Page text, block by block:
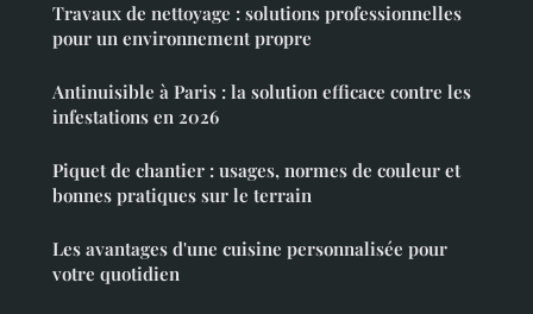
Travaux de nettoyage : solutions professionnelles
pour un environnement propre
Antinuisible à Paris : la solution efficace contre les
infestations en 2026
Piquet de chantier : usages, normes de couleur et
bonnes pratiques sur le terrain
Les avantages d'une cuisine personnalisée pour
votre quotidien